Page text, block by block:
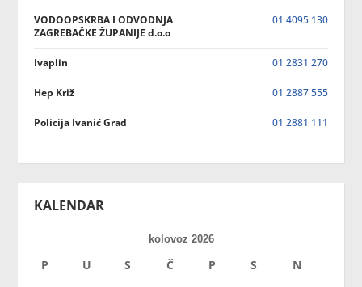
VODOOPSKRBA I ODVODNJA
ZAGREBAČKE ŽUPANIJE d.o.o
01 4095 130
Ivaplin 01 2831 270
Hep Križ 01 2887 555
Policija Ivanić Grad 01 2881 111
KALENDAR
kolovoz 2026
P U S Č P S N